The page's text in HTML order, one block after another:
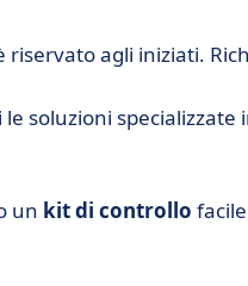
agli iniziati.
soluzioni specializzate
un kit di controllo